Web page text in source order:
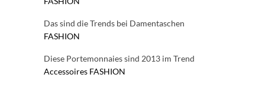
Das sind die Trends bei Damentaschen
FASHION
Diese Portemonnaies sind 2013 im Trend
Accessoires FASHION